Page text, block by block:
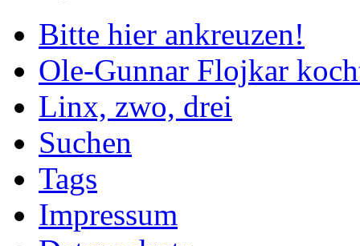
Bitte hier ankreuzen!
Ole-Gunnar Flojkar
Linx, zwo, drei
Suchen
Tags
Impressum